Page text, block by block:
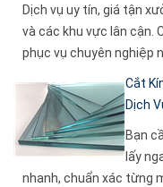
Dịch vụ uy tín, giá tận
và các khu vực lân cận.
phục vụ chuyên nghiệp
Cắt
Dịch
Bạn
lấy
nhanh, chuẩn xác từng